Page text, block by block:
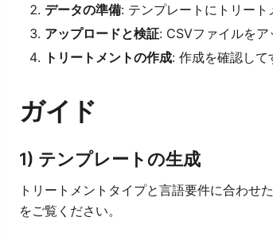
データの準備: テンプレートにトリー
アップロードと検証: CSVファイルを
トリートメントの作成: 作成を確認し
ガイド
1) テンプレートの生成
トリートメントタイプと言語要件に合わせ
をご覧ください。